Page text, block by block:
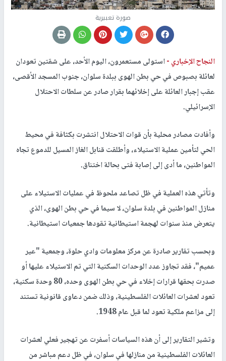
صورة تعبيرية
النجاح الإخباري -استولى مستعمرون، اليوم الأحد، على شقتين تعودان
لعائلة بصبوص في حي بطن الهوى ببلدة سلوان، جنوب المسجد الأقصى،
عقب إجبار العائلة على إخلائهما بقرار صادر عن سلطات الاحتلال
الإسرائيلي.
وأفادت مصادر محلية بأن قوات الاحتلال انتشرت بكثافة في محيط
الحي لتأمين عملية الاستيلاء، وأطلقت قنابل الغاز المسيل للدموع تجاه
المواطنين، ما أدى إلى إصابة فتى بحالة اختناق.
وتأتي هذه العملية في ظل تصاعد ملحوظ في عمليات الاستيلاء على
منازل المواطنين في بلدة سلوان، لا سيما في حي بطن الهوى، الذي
يتعرض منذ سنوات لهجمة استيطانية تقودها جمعيات استيطانية.
وبحسب تقارير صادرة عن مركز معلومات وادي حلوة، وجمعية "عير
عميم"، فقد تجاوز عدد الوحدات السكنية التي تم الاستيلاء عليها أو
صدرت بحقها قرارات إخلاء في حي بطن الهوى وحده، 80 وحدة سكنية،
تعود لعشرات العائلات الفلسطينية، وذلك ضمن دعاوى قانونية تستند
إلى مزاعم ملكية تعود لما قبل عام 1948.
وتشير التقارير إلى أن هذه السياسات أسفرت عن تهجير فعلي لعشرات
العائلات الفلسطينية من منازلها في سلوان، في ظل دعم مباشر من